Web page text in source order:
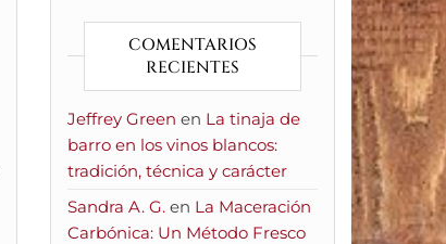
COMENTARIOS
RECIENTES
Jeffrey Green en La tinaja de
barro en los vinos blancos:
tradición, técnica y carácter
Sandra A. G.en La Maceración
Carbónica: Un Método Fresco